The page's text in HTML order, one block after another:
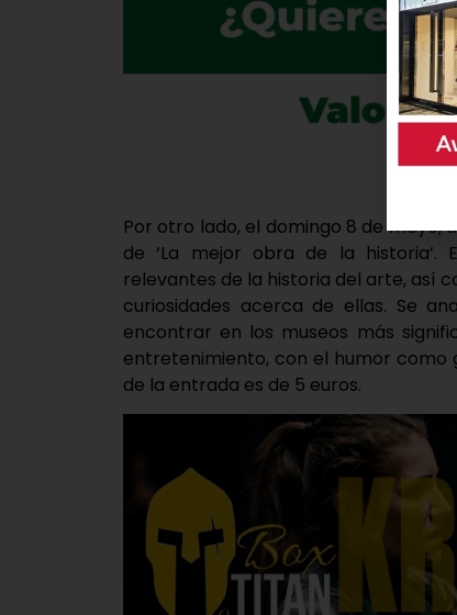
Por otro lado, el domingo 8 de mayo,
de ‘La mejor obra de la historia’.
relevantes de la historia del arte, así
curiosidades acerca de ellas. Se
encontrar en los museos más
entretenimiento, con el humor como
de la entrada es de 5 euros.